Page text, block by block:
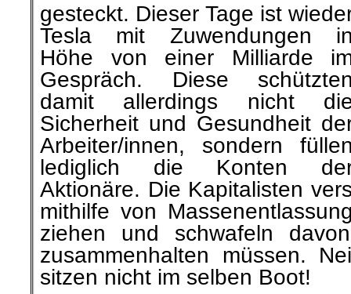
gesteckt. Dieser Tage ist
Tesla mit Zuwendungen
Höhe von einer Milliarde
Gespräch. Diese
damit allerdings nicht
Sicherheit und Gesundheit
Arbeiter/innen, sondern
lediglich die Konten
Aktionäre. Die Kapitalisten
mithilfe von
ziehen und schwafeln
zusammenhalten müssen.
sitzen nicht im selben Boot!